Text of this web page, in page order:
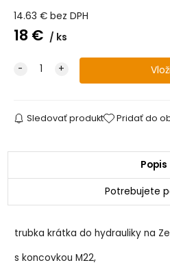
14.63 € bez DPH
18 € ks
Sledovať produkt Pridať do
Popis
Potrebujete
trubka krátka do hydrauliky na
s koncovkou M22,